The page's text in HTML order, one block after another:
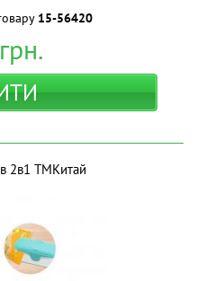
15-56420
грн.
2в1 ТМКитай